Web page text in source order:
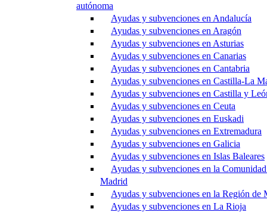
autónoma
Ayudas y subvenciones en Andalucía
Ayudas y subvenciones en Aragón
Ayudas y subvenciones en Asturias
Ayudas y subvenciones en Canarias
Ayudas y subvenciones en Cantabria
Ayudas y subvenciones en Castilla-La
Ayudas y subvenciones en Castilla y
Ayudas y subvenciones en Ceuta
Ayudas y subvenciones en Euskadi
Ayudas y subvenciones en Extremadura
Ayudas y subvenciones en Galicia
Ayudas y subvenciones en Islas Baleares
Ayudas y subvenciones en la
Madrid
Ayudas y subvenciones en la Región de
Ayudas y subvenciones en La Rioja